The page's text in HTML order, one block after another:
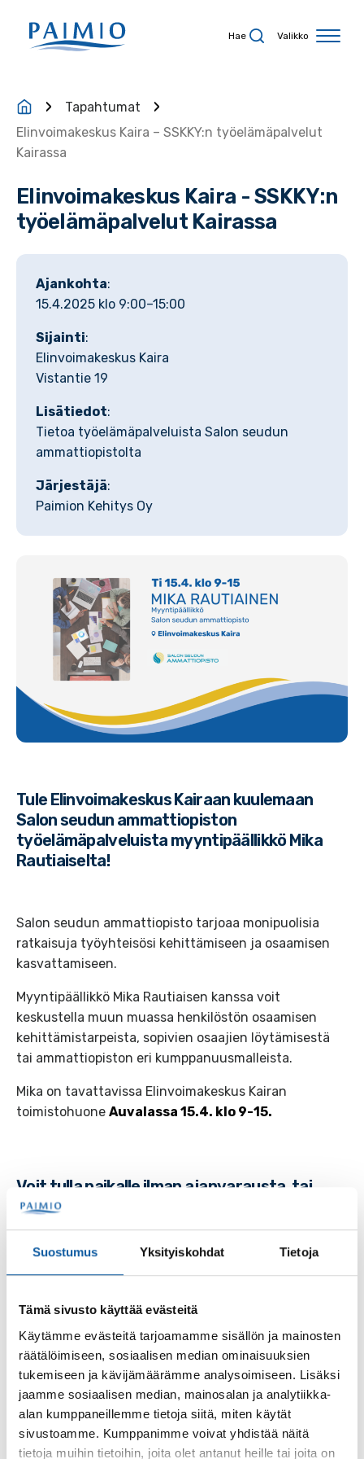
Suostumus Yksityiskohdat Tietoja
Tämä sivusto käyttää evästeitä
Käytämme evästeitä tarjoamamme sisällön ja mainosten
räätälöimiseen, sosiaalisen median ominaisuuksien
tukemiseen ja kävijämäärämme analysoimiseen. Lisäksi
jaamme sosiaalisen median, mainosalan ja analytiikka-
alan kumppaneillemme tietoja siitä, miten käytät
sivustoamme. Kumppanimme voivat yhdistää näitä
tietoja muihin tietoihin, joita olet antanut heille tai joita on
Hae Valikko
Tapahtumat
Elinvoimakeskus Kaira – SSKKY:n työelämäpalvelut
Kairassa
Elinvoimakeskus Kaira - SSKKY:n
työelämäpalvelut Kairassa
Ajankohta:
15.4.2025 klo 9:00–15:00
Sijainti:
Elinvoimakeskus Kaira
Vistantie 19
Lisätiedot:
Tietoa työelämäpalveluista Salon seudun
ammattiopistolta
Järjestäjä:
Paimion Kehitys Oy
Tule Elinvoimakeskus Kairaan kuulemaan
Salon seudun ammattiopiston
työelämäpalveluista myyntipäällikkö Mika
Rautiaiselta!
Salon seudun ammattiopisto tarjoaa monipuolisia
ratkaisuja työyhteisösi kehittämiseen ja osaamisen
kasvattamiseen.
Myyntipäällikkö Mika Rautiaisen kanssa voit
keskustella muun muassa henkilöstön osaamisen
kehittämistarpeista, sopivien osaajien löytämisestä
tai ammattiopiston eri kumppanuusmalleista.
Mika on tavattavissa Elinvoimakeskus Kairan
toimistohuone Auvalassa 15.4. klo 9-15.
Voit tulla paikalle ilman ajanvarausta, tai
varata Mikalta keskusteluajan etukäteen!
Varaa keskusteluaika Mika Rautiaiselta:
+358 40 641 3114
Salon seudun ammattiopisto on paikalla
Elinvoimakeskus Kairassa myös14.5. klo 9-15 ja 11.6.
klo 9-15.
Lisätietoa Elinvoimakeskus Kairan toiminnasta